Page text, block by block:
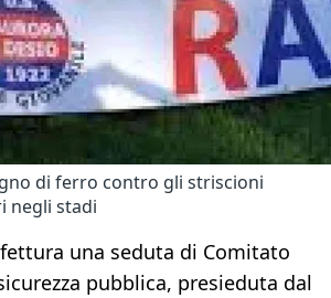
di ferro contro gli striscioni
negli stadi
una seduta di Comitato
pubblica, presieduta dal